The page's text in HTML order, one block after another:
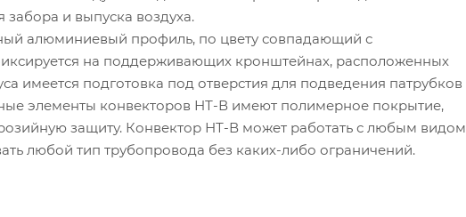
и выпуска воздуха.
алюминиевый профиль, по цвету совпадающий с
на поддерживающих кронштейнах, расположенных
имеется подготовка под отверстия для подведения патрубков
элементы конвекторов НТ-В имеют полимерное покрытие,
защиту. Конвектор НТ-В может работать с любым видом
любой тип трубопровода без каких-либо ограничений.